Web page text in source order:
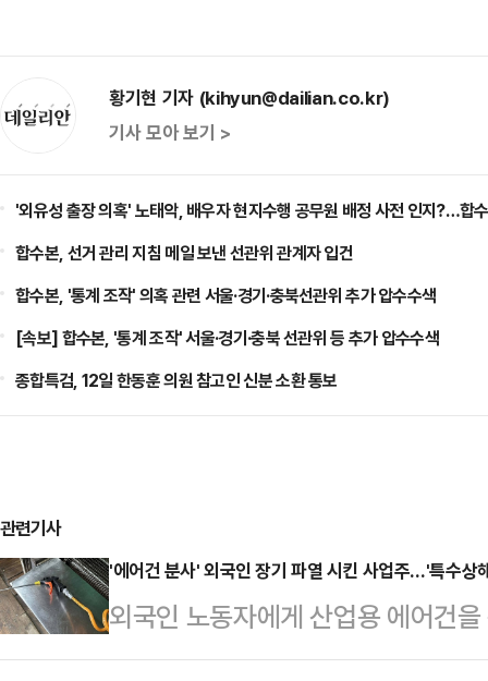
황기현 기자 (kihyun@dailian.co.kr)
기사 모아 보기 >
'외유성 출장 의혹' 노태악, 배우자 현지수행 공무원 배정 사전 인지?…합
합수본, 선거 관리 지침 메일 보낸 선관위 관계자 입건
합수본, '통계 조작' 의혹 관련 서울·경기·충북선관위 추가 압수수색
[속보] 합수본, '통계 조작' 서울·경기·충북 선관위 등 추가 압수수색
종합특검, 12일 한동훈 의원 참고인 신분 소환 통보
관련기사
'에어건 분사' 외국인 장기 파열 시킨 사업주…'특수
외국인 노동자에게 산업용 에어건
경찰은 구체적인 사건 조사를 진행